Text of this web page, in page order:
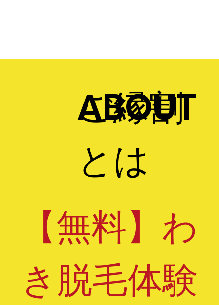
​ご縁割
とは
ABOUT​
【無料】わ
き脱毛体験